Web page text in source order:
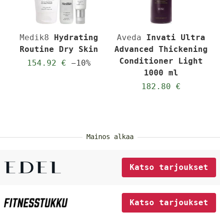
Medik8 Hydrating
Routine Dry Skin
154.92 € −10%
Aveda Invati Ultra
Advanced Thickening
Conditioner Light
1000 ml
182.80 €
Mainos alkaa
Katso tarjoukset
Katso tarjoukset